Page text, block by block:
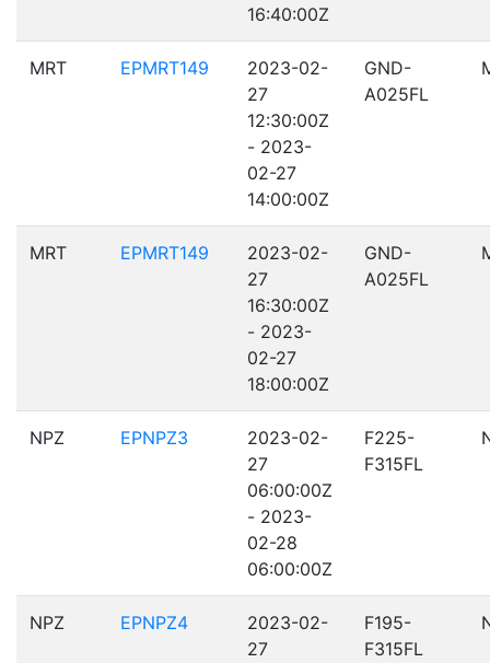
16:40:00Z
MRT EPMRT149
2023-02-
27
12:30:00Z
- 2023-
02-27
14:00:00Z
GND-
A025FL
MRT EPMRT149
2023-02-
27
16:30:00Z
- 2023-
02-27
18:00:00Z
GND-
A025FL
NPZ EPNPZ3
2023-02-
27
06:00:00Z
- 2023-
02-28
06:00:00Z
F225-
F315FL
NPZ EPNPZ4
2023-02-
27
F195-
F315FL